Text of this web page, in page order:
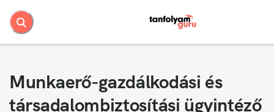
Munkaerő-gazdálkodási és
társadalombiztosítási ügyintéző